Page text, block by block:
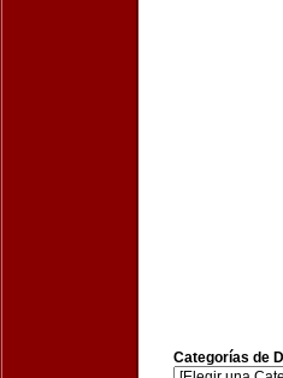
Categorías de